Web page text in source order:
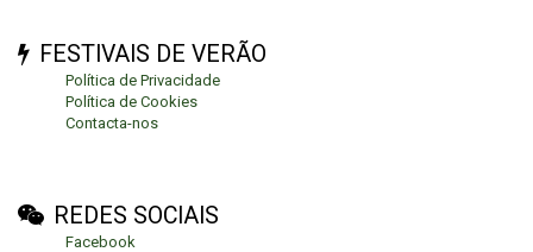
FESTIVAIS DE VERÃO
Política de Privacidade
Política de Cookies
Contacta-nos
REDES SOCIAIS
Facebook